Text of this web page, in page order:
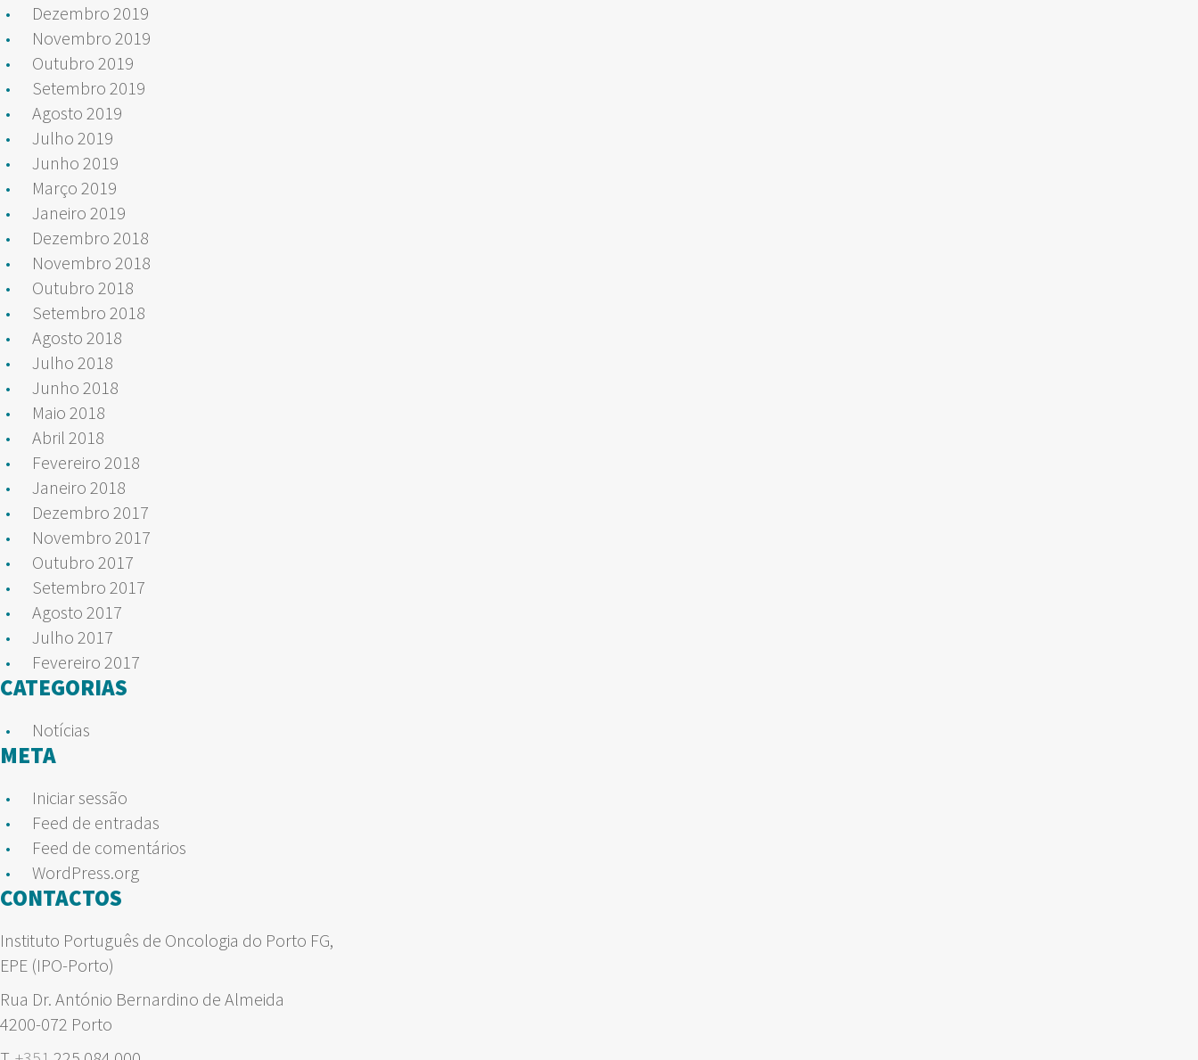
Dezembro 2019
Novembro 2019
Outubro 2019
Setembro 2019
Agosto 2019
Julho 2019
Junho 2019
Março 2019
Janeiro 2019
Dezembro 2018
Novembro 2018
Outubro 2018
Setembro 2018
Agosto 2018
Julho 2018
Junho 2018
Maio 2018
Abril 2018
Fevereiro 2018
Janeiro 2018
Dezembro 2017
Novembro 2017
Outubro 2017
Setembro 2017
Agosto 2017
Julho 2017
Fevereiro 2017
CATEGORIAS
Notícias
META
Iniciar sessão
Feed de entradas
Feed de comentários
WordPress.org
CONTACTOS
Instituto Português de Oncologia do Porto FG,
EPE (IPO-Porto)
Rua Dr. António Bernardino de Almeida
4200-072 Porto